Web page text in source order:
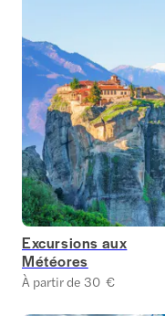
Excursions aux
Météores
À partir de 30 €